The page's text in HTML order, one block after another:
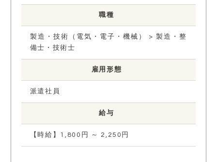
職種
製造・技術（電気・電子・機械） > 製造・整
備士・技術士
雇用形態
派遣社員
給与
【時給】1,800円 ～ 2,250円